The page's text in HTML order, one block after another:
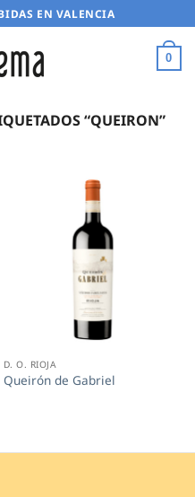
EN VALENCIA
0
“QUEIRON”
D. O. RIOJA
Queirón de Gabriel